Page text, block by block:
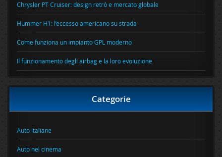
Chrysler PT Cruiser: design retrò e mercato globale
Hummer H1: l’eccesso americano su strada
Come funziona un impianto GPL moderno
Il funzionamento degli airbag e la loro evoluzione
Categorie
Auto italiane
Auto nel cinema